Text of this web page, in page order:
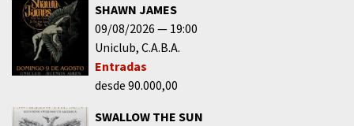
SHAWN JAMES
09/08/2026
19:00
Uniclub C.A.B.A.
Entradas
desde 90.000,00
SWALLOW THE SUN